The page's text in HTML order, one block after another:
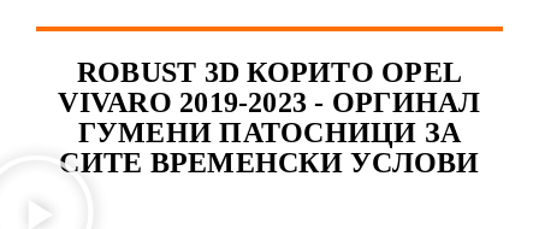
ROBUST 3D КОРИТО OPEL
VIVARO 2019-2023 - ОРГИНАЛ
ГУМЕНИ ПАТОСНИЦИ ЗА
СИТЕ ВРЕМЕНСКИ УСЛОВИ